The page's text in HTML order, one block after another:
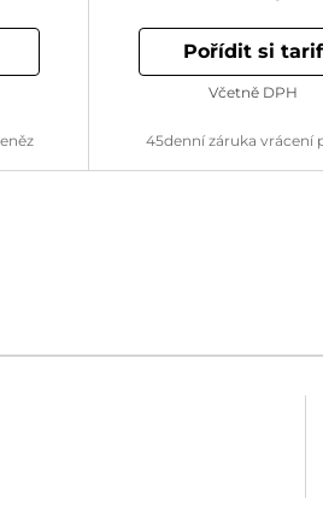
Pořídit si tarif
45denní záruka vrácení
Včetně DPH